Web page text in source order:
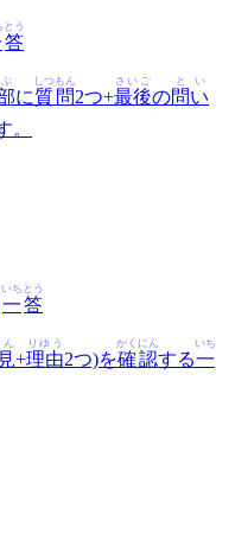
答
とう
ぶ
に質問
しつもん
2つ+最後
さいご
の問い
とい
。
一
いち
答
とう
ん
+理由
りゆう
2つ)を確認
かくにん
する一
いち